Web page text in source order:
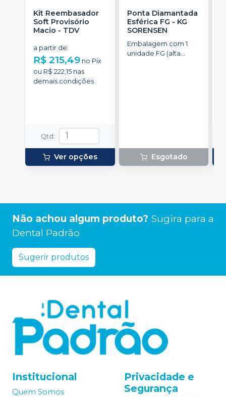
Kit Reembasador
Soft Provisório
Macio - TDV
a partir de:
R$ 215,49 no Pix
ou R$ 222,15 nas
demais condições
Qtd:
Ver opções
Ponta Diamantada
Esférica FG - KG
SORENSEN
Embalagem com 1
unidade FG (alta
Esgotado
Não achou algum produto? Sugira para a
Dental Padrão
Sugerir produtos
Institucional
Quem Somos
Privacidade e
Segurança